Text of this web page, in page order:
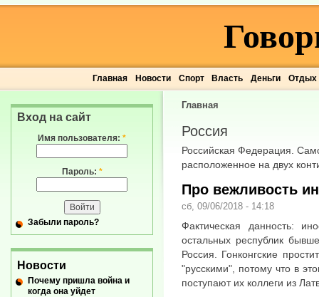
Главная Новости Спорт Власть Деньги Отдых
Главная
Россия
Российская Федерация.
расположенное на двух
Про вежливость
сб, 09/06/2018 - 14:18
Фактическая данность:
остальных республик
Россия. Гонконгские
"русскими", потому что в
поступают их коллеги из
Вход на сайт
Имя пользователя: *
Пароль: *
Забыли пароль?
Новости
Почему пришла война и
когда она уйдет